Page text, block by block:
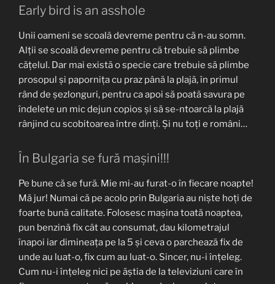
Early bird is an asshole
Unii oameni se scoală devreme pentru că n-au somn.
Alții se scoală devreme pentru că trebuie să plimbe
cățelul. Dar mai există o specie care trebuie să plimbe
prosopul și papornița cu praz până la plajă, în primul
rând de șezlonguri, pentru ca apoi să poată savura pe
îndelete un mic dejun copios și să se-ntoarcă la plajă
rânjind cu scobitoarea între dinți. Și nu toți e români…
În Bulgaria se fură mașini!!!
Pe bune că se fură. Mie mi-au furat-o în fiecare noapte!
Mă jur! Numai că pe acolo prin Bulgaria au niște hoți de
foarte bună calitate. Folosesc mașina toată noaptea,
pun benzină fix cât au consumat, dau kilometrajul
înapoi iar dimineața pe la 5 și ceva o parchează fix de
unde au luat-o, fix cum au luat-o. Sincer, nu-i înțeleg.
Cum nu-i înțeleg nici pe ăștia de la televiziuni care în